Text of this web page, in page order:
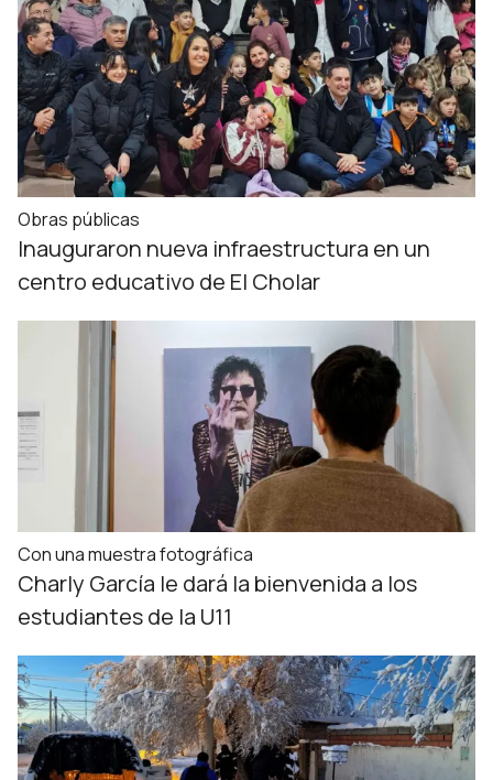
Obras públicas
Inauguraron nueva infraestructura en un
centro educativo de El Cholar
Con una muestra fotográfica
Charly García le dará la bienvenida a los
estudiantes de la U11